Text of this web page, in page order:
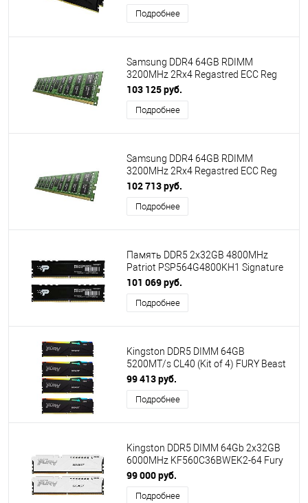
Подробнее
Samsung DDR4 64GB RDIMM
3200MHz 2Rx4 Regastred ECC Reg
1.2V M393A8G40CB4-CWEBY
103 125 руб.
Подробнее
Samsung DDR4 64GB RDIMM
3200MHz 2Rx4 Regastred ECC Reg
1.2V M393A8G40CB4-CWEC0/BY
102 713 руб.
Подробнее
Память DDR5 2x32GB 4800MHz
Patriot PSP564G4800KH1 Signature
Premium RTL PC5-38400 CL40 DIMM
288-pin 1.1В kit single rank с
радиатором Ret
101 069 руб.
Подробнее
Kingston DDR5 DIMM 64GB
5200MT/s CL40 (Kit of 4) FURY Beast
RGB XMP KF552C40BBAK4-64
99 413 руб.
Подробнее
Kingston DDR5 DIMM 64Gb 2x32GB
6000MHz KF560C36BWEK2-64 Fury
Beast RTL Gaming PC5-48000 CL36
288-pin 1.35В dual rank с
радиатором Ret
99 000 руб.
Подробнее